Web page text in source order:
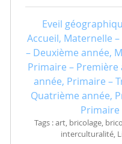
Eveil
Accueil, Maternelle
– Deuxième année,
Primaire – Première
année, Primaire –
Quatrième année,
Primaire
Tags : art, bricolage,
interculturalité,